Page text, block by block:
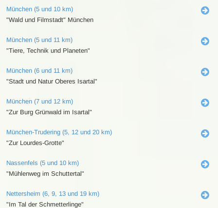
München (5 und 10 km)
"Wald und Filmstadt" München
München (5 und 11 km)
"Tiere, Technik und Planeten"
München (6 und 11 km)
"Stadt und Natur Oberes Isartal"
München (7 und 12 km)
"Zur Burg Grünwald im Isartal"
München-Trudering (5, 12 und 20 km)
"Zur Lourdes-Grotte"
Nassenfels (5 und 10 km)
"Mühlenweg im Schuttertal"
Nettersheim (6, 9, 13 und 19 km)
"Im Tal der Schmetterlinge"